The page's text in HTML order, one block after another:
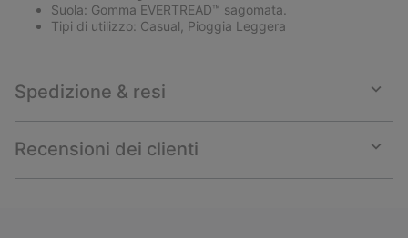
Suola: Gomma EVERTREAD™ sagomata.
Tipi di utilizzo: Casual, Pioggia Leggera
Spedizione & resi
or
Recensioni dei clienti
or